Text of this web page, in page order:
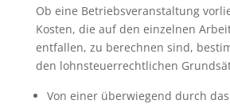
Ob eine Betriebsveranstaltung
Kosten, die auf den einzelnen
entfallen, zu berechnen sind,
den lohnsteuerrechtlichen
Von einer überwiegend durch das